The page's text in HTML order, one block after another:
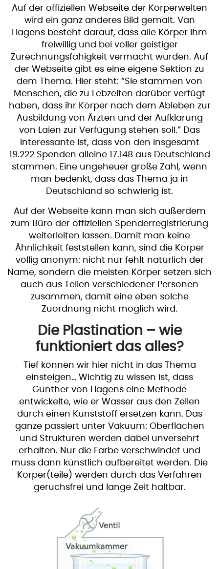
Auf der offiziellen Webseite der Körperwelten
wird ein ganz anderes Bild gemalt. Van
Hagens besteht darauf, dass alle Körper ihm
freiwillig und bei voller geistiger
Zurechnungsfähigkeit vermacht wurden. Auf
der Webseite gibt es eine eigene Sektion zu
dem Thema. Hier steht: “Sie stammen von
Menschen, die zu Lebzeiten darüber verfügt
haben, dass ihr Körper nach dem Ableben zur
Ausbildung von Ärzten und der Aufklärung
von Laien zur Verfügung stehen soll.” Das
Interessante ist, dass von den insgesamt
19.222 Spenden alleine 17.148 aus Deutschland
stammen. Eine ungeheuer große Zahl, wenn
man bedenkt, dass das Thema ja in
Deutschland so schwierig ist.
Auf der Webseite kann man sich außerdem
zum Büro der offiziellen Spenderregistrierung
weiterleiten lassen. Damit man keine
Ähnlichkeit feststellen kann, sind die Körper
völlig anonym: nicht nur fehlt natürlich der
Name, sondern die meisten Körper setzen sich
auch aus Teilen verschiedener Personen
zusammen, damit eine eben solche
Zuordnung nicht möglich wird.
Die Plastination – wie
funktioniert das alles?
Tief können wir hier nicht in das Thema
einsteigen… Wichtig zu wissen ist, dass
Gunther von Hagens eine Methode
entwickelte, wie er Wasser aus den Zellen
durch einen Kunststoff ersetzen kann. Das
ganze passiert unter Vakuum: Oberflächen
und Strukturen werden dabei unversehrt
erhalten. Nur die Farbe verschwindet und
muss dann künstlich aufbereitet werden. Die
Körper(teile) werden durch das Verfahren
geruchsfrei und lange Zeit haltbar.